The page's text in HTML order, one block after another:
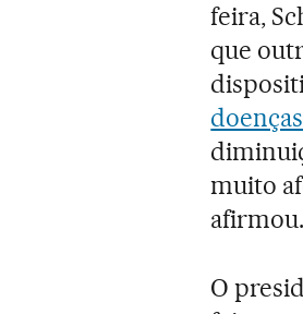
feira,
que
muito
afirmou.
O